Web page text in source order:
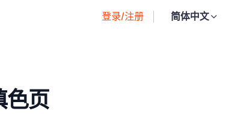
登录/注册 简体中文
色页